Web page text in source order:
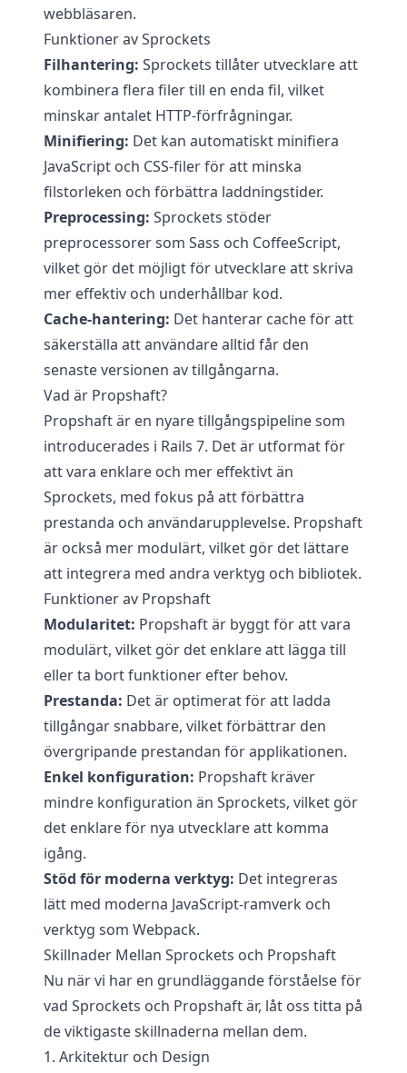
webbläsaren.
Funktioner av Sprockets
Filhantering: Sprockets tillåter utvecklare att
kombinera flera filer till en enda fil, vilket
minskar antalet HTTP-förfrågningar.
Minifiering: Det kan automatiskt minifiera
JavaScript och CSS-filer för att minska
filstorleken och förbättra laddningstider.
Preprocessing: Sprockets stöder
preprocessorer som Sass och CoffeeScript,
vilket gör det möjligt för utvecklare att skriva
mer effektiv och underhållbar kod.
Cache-hantering: Det hanterar cache för att
säkerställa att användare alltid får den
senaste versionen av tillgångarna.
Vad är Propshaft?
Propshaft är en nyare tillgångspipeline som
introducerades i Rails 7. Det är utformat för
att vara enklare och mer effektivt än
Sprockets, med fokus på att förbättra
prestanda och användarupplevelse. Propshaft
är också mer modulärt, vilket gör det lättare
att integrera med andra verktyg och bibliotek.
Funktioner av Propshaft
Modularitet: Propshaft är byggt för att vara
modulärt, vilket gör det enklare att lägga till
eller ta bort funktioner efter behov.
Prestanda: Det är optimerat för att ladda
tillgångar snabbare, vilket förbättrar den
övergripande prestandan för applikationen.
Enkel konfiguration: Propshaft kräver
mindre konfiguration än Sprockets, vilket gör
det enklare för nya utvecklare att komma
igång.
Stöd för moderna verktyg: Det integreras
lätt med moderna JavaScript-ramverk och
verktyg som Webpack.
Skillnader Mellan Sprockets och Propshaft
Nu när vi har en grundläggande förståelse för
vad Sprockets och Propshaft är, låt oss titta på
de viktigaste skillnaderna mellan dem.
1. Arkitektur och Design